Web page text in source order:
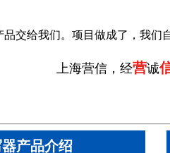
交给我们。项目做成了，我们
上海营信，经营诚
产品介绍